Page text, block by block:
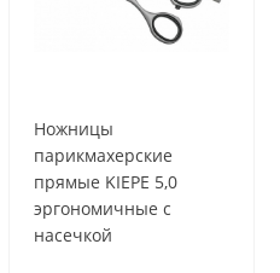
Ножницы
парикмахерские
прямые KIEPE 5,0
эргономичные с
насечкой